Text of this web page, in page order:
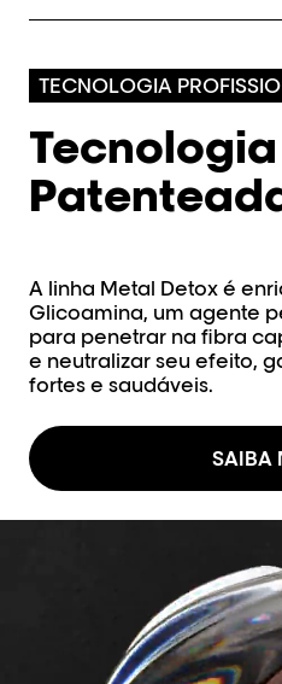
TECNOLOGIA
Tecnologia
A linha Metal Detox é
Glicoamina, um agente
para penetrar na fibra
e neutralizar seu efeito,
fortes e saudáveis.
SAIBA